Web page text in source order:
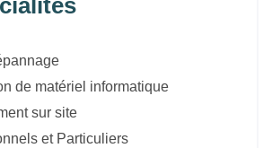
de matériel informatique
sur site
et Particuliers